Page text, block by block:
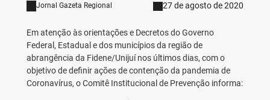
Jornal Gazeta Regional 27 de agosto de 2020
Em atenção às orientações e Decretos do Governo
Federal, Estadual e dos municípios da região de
abrangência da Fidene/Unijuí nos últimos dias, com o
objetivo de definir ações de contenção da pandemia de
Coronavírus, o Comitê Institucional de Prevenção informa: